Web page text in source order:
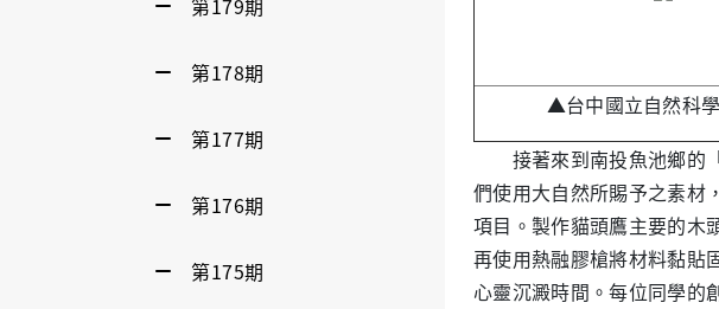
第179期
第178期
第177期
第176期
第175期
▲台中國立自然科
接著來到南投魚池鄉的「
們使用大自然所賜予之素材
項目。製作貓頭鷹主要的木
再使用熱融膠槍將材料黏貼
心靈沉澱時間。每位同學的